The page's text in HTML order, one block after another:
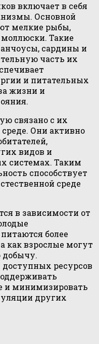
включает в себя
Основной
мелкие рыбы,
моллюски. Такие
сардины и
часть их
и питательных
жизни и
связано с их
Они активно
видов и
системах. Таким
способствует
среде
в зависимости от
более
как взрослые могут
добычу.
ресурсов
и минимизировать
других